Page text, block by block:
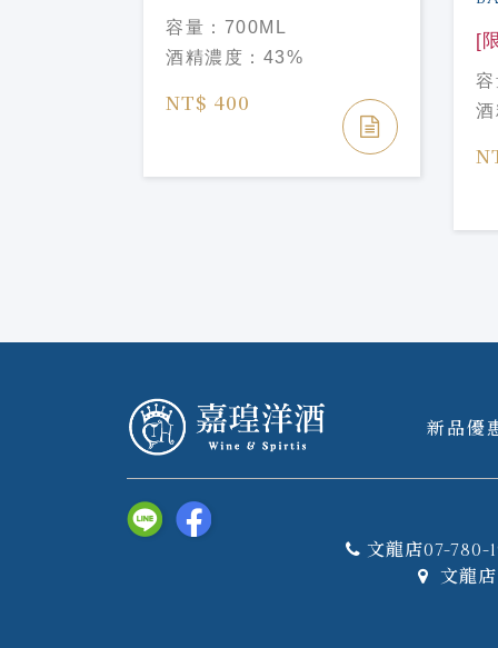
Classic
容量： 700ML
酒精濃度： 43%
NT$ 400
[
新品優
文龍店07-780-
文龍